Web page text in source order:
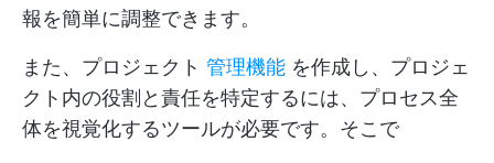
報を簡単に調整できます。
また、プロジェクト 管理機能 を作成し、プロジェ
クト内の役割と責任を特定するには、プロセス全
体を視覚化するツールが必要です。そこで